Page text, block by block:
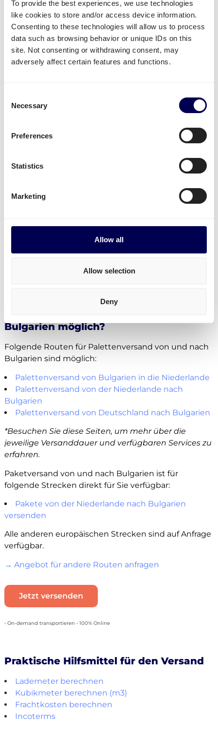
To provide the best experiences, we use technologies
like cookies to store and/or access device information.
Consenting to these technologies will allow us to process
data such as browsing behavior or unique IDs on this
site. Not consenting or withdrawing consent, may
adversely affect certain features and functions.
Selection
Necessary
Preferences
Statistics
Marketing
Allow all
Allow selection
Deny
In den meisten Fällen ist es am Besten, die
unterschiedliche Ware auf Paletten zu
transportieren.
Dies macht es einfacher, die Produkte alle auf
einmal zu versenden. Dadurch können Kosten
Unsere Daten und Feedback zeigt - Unternehmen,
Möglichkeit, großes und kleines Volumen zu
Zuverlässiger und Pro-aktiver Service
Kostenlos registrieren
Bulgarien möglich?
Folgende Routen für Palettenversand von und nach
Bulgarien sind möglich:
Palettenversand von Bulgarien in die Niederlande
Palettenversand von der Niederlande nach
Bulgarien
Palettenversand von Deutschland nach Bulgarien
*Besuchen Sie diese Seiten, um mehr über die
jeweilige Versanddauer und verfügbaren Services zu
erfahren.
Paketversand von und nach Bulgarien ist für
folgende Strecken direkt für Sie verfügbar:
Pakete von der Niederlande nach Bulgarien
versenden
Alle anderen europäischen Strecken sind auf Anfrage
verfügbar.
→ Angebot für andere Routen anfragen
Jetzt versenden
• On-demand transportieren • 100% Online
Praktische Hilfsmittel für den Versand
Lademeter berechnen
Kubikmeter berechnen (m3)
Frachtkosten berechnen
Incoterms